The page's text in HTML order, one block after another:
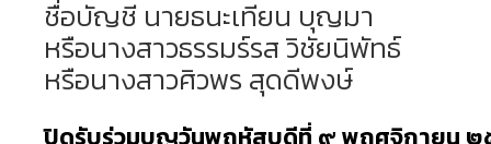
ชื่อบัญชี นายธนะเทียน บุญมา
หรือนางสาวธรรมร์รส วิชัยนิพัทธ์
หรือนางสาวศิวพร สุดดีพงษ์